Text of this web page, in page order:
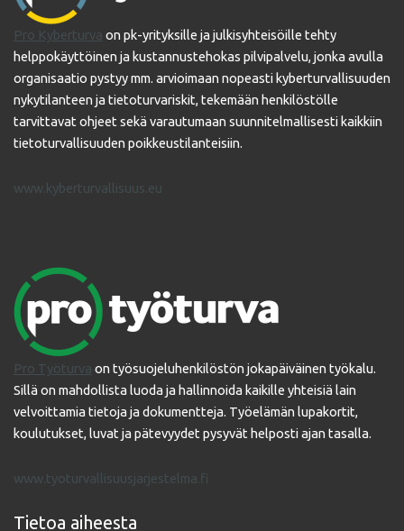
Pro Kyberturva on pk-yrityksille ja julkisyhteisöille tehty
helppokäyttöinen ja kustannustehokas pilvipalvelu, jonka avulla
organisaatio pystyy mm. arvioimaan nopeasti kyberturvallisuuden
nykytilanteen ja tietoturvariskit, tekemään henkilöstölle
tarvittavat ohjeet sekä varautumaan suunnitelmallisesti kaikkiin
tietoturvallisuuden poikkeustilanteisiin.
www.kyberturvallisuus.eu
Pro Työturva on työsuojeluhenkilöstön jokapäiväinen työkalu.
Sillä on mahdollista luoda ja hallinnoida kaikille yhteisiä lain
velvoittamia tietoja ja dokumentteja. Työelämän lupakortit,
koulutukset, luvat ja pätevyydet pysyvät helposti ajan tasalla.
www.tyoturvallisuusjarjestelma.fi
Tietoa aiheesta